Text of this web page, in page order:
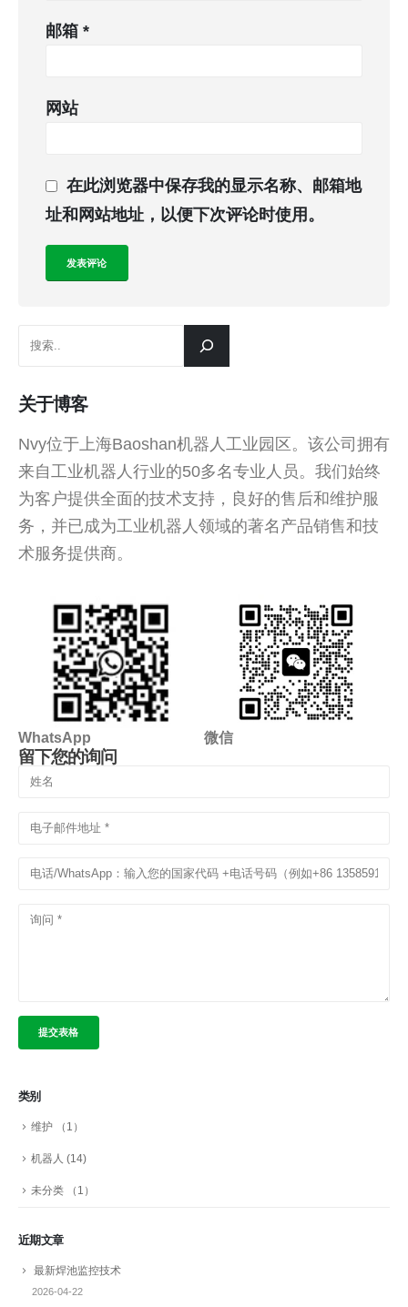
邮箱 *
网站
在此浏览器中保存我的显示名称、邮箱地
址和网站地址，以便下次评论时使用。
关于博客
Nvy位于上海Baoshan机器人工业园区。该公司拥有
来自工业机器人行业的50多名专业人员。我们始终
为客户提供全面的技术支持，良好的售后和维护服
务，并已成为工业机器人领域的著名产品销售和技
术服务提供商。
WhatsApp 微信
留下您的询问
类别
维护 （1）
机器人 (14)
未分类 （1）
近期文章
最新焊池监控技术
2026-04-22